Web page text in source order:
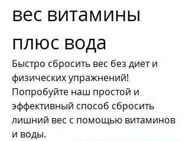
вес витамины
плюс вода
Быстро сбросить вес без диет и
физических упражнений!
Попробуйте наш простой и
эффективный способ сбросить
лишний вес с помощью витаминов
и воды.